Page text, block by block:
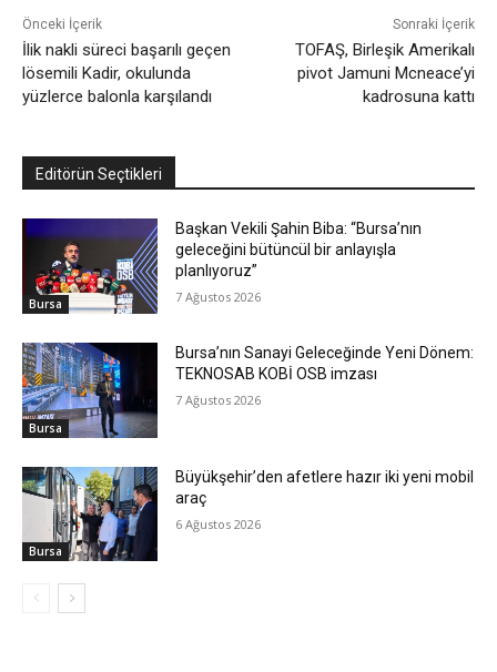
Önceki İçerik
İlik nakli süreci başarılı geçen
lösemili Kadir, okulunda
yüzlerce balonla karşılandı
Sonraki İçerik
TOFAŞ, Birleşik Amerikalı
pivot Jamuni Mcneace’yi
kadrosuna kattı
Editörün Seçtikleri
Bursa
Başkan Vekili Şahin Biba: “Bursa’nın
geleceğini bütüncül bir anlayışla
planlıyoruz”
7 Ağustos 2026
Bursa
Bursa’nın Sanayi Geleceğinde Yeni Dönem:
TEKNOSAB KOBİ OSB imzası
7 Ağustos 2026
Bursa
Büyükşehir’den afetlere hazır iki yeni mobil
araç
6 Ağustos 2026